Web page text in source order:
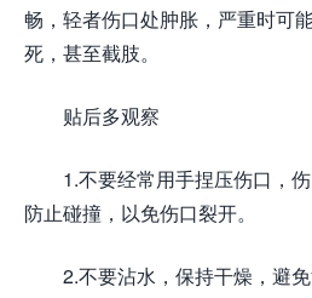
畅，轻者伤口处肿胀，严重时可
死，甚至截肢。
贴后多观察
1.不要经常用手捏压伤口，
防止碰撞，以免伤口裂开。
2.不要沾水，保持干燥，避免